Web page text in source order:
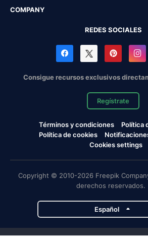
COMPANY
REDES SOCIALES
Consigue recursos exclusivos
Regístrate
Términos y condiciones
Política
Política de cookies
Cookies settings
Copyright © 2010-2026 Freepik
derechos reservados.
Español